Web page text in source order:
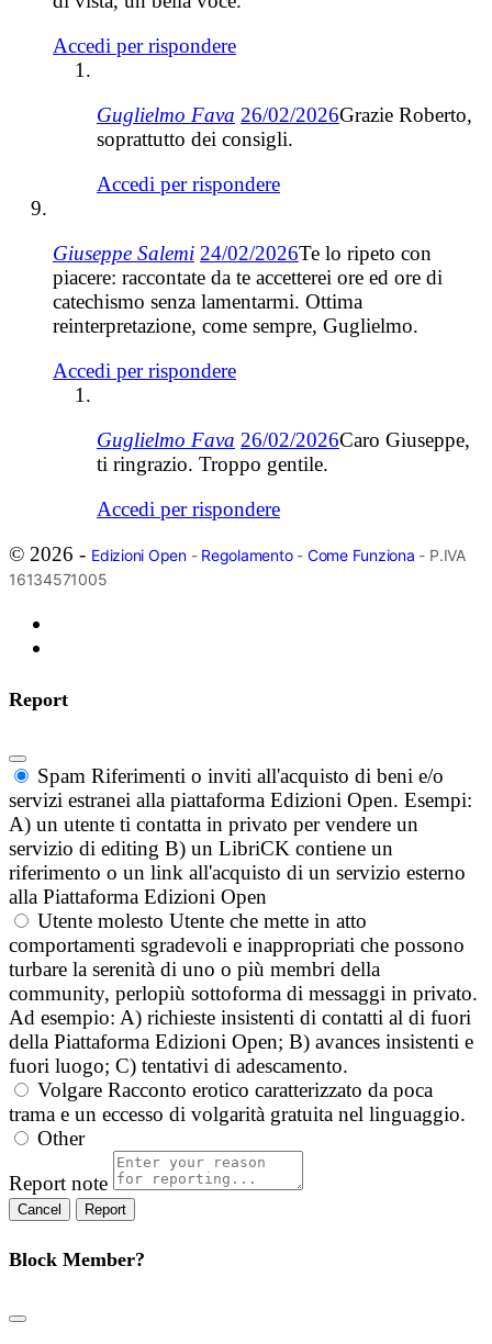
Accedi per rispondere
Guglielmo Fava 26/02/2026Grazie Roberto,
soprattutto dei consigli.
Accedi per rispondere
Giuseppe Salemi 24/02/2026Te lo ripeto con
piacere: raccontate da te accetterei ore ed ore di
catechismo senza lamentarmi. Ottima
reinterpretazione, come sempre, Guglielmo.
Accedi per rispondere
Guglielmo Fava 26/02/2026Caro Giuseppe,
ti ringrazio. Troppo gentile.
Accedi per rispondere
© 2026 - Edizioni Open- Regolamento- Come Funziona - P.IVA
16134571005
Report
Spam Riferimenti o inviti all'acquisto di beni e/o
servizi estranei alla piattaforma Edizioni Open. Esempi:
A) un utente ti contatta in privato per vendere un
servizio di editing B) un LibriCK contiene un
riferimento o un link all'acquisto di un servizio esterno
alla Piattaforma Edizioni Open
Utente molesto Utente che mette in atto
comportamenti sgradevoli e inappropriati che possono
turbare la serenità di uno o più membri della
community, perlopiù sottoforma di messaggi in privato.
Ad esempio: A) richieste insistenti di contatti al di fuori
della Piattaforma Edizioni Open; B) avances insistenti e
fuori luogo; C) tentativi di adescamento.
Volgare Racconto erotico caratterizzato da poca
trama e un eccesso di volgarità gratuita nel linguaggio.
Other
Report note
Report
Block Member?